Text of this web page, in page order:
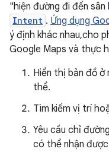
"hiện đường đi đến
Intent . Ứng dụng
ý định khác nhau,cho
Google Maps và thực
Hiển thị bản đồ
thể.
Tìm kiếm vị trí
Yêu cầu chỉ
có thể nhận